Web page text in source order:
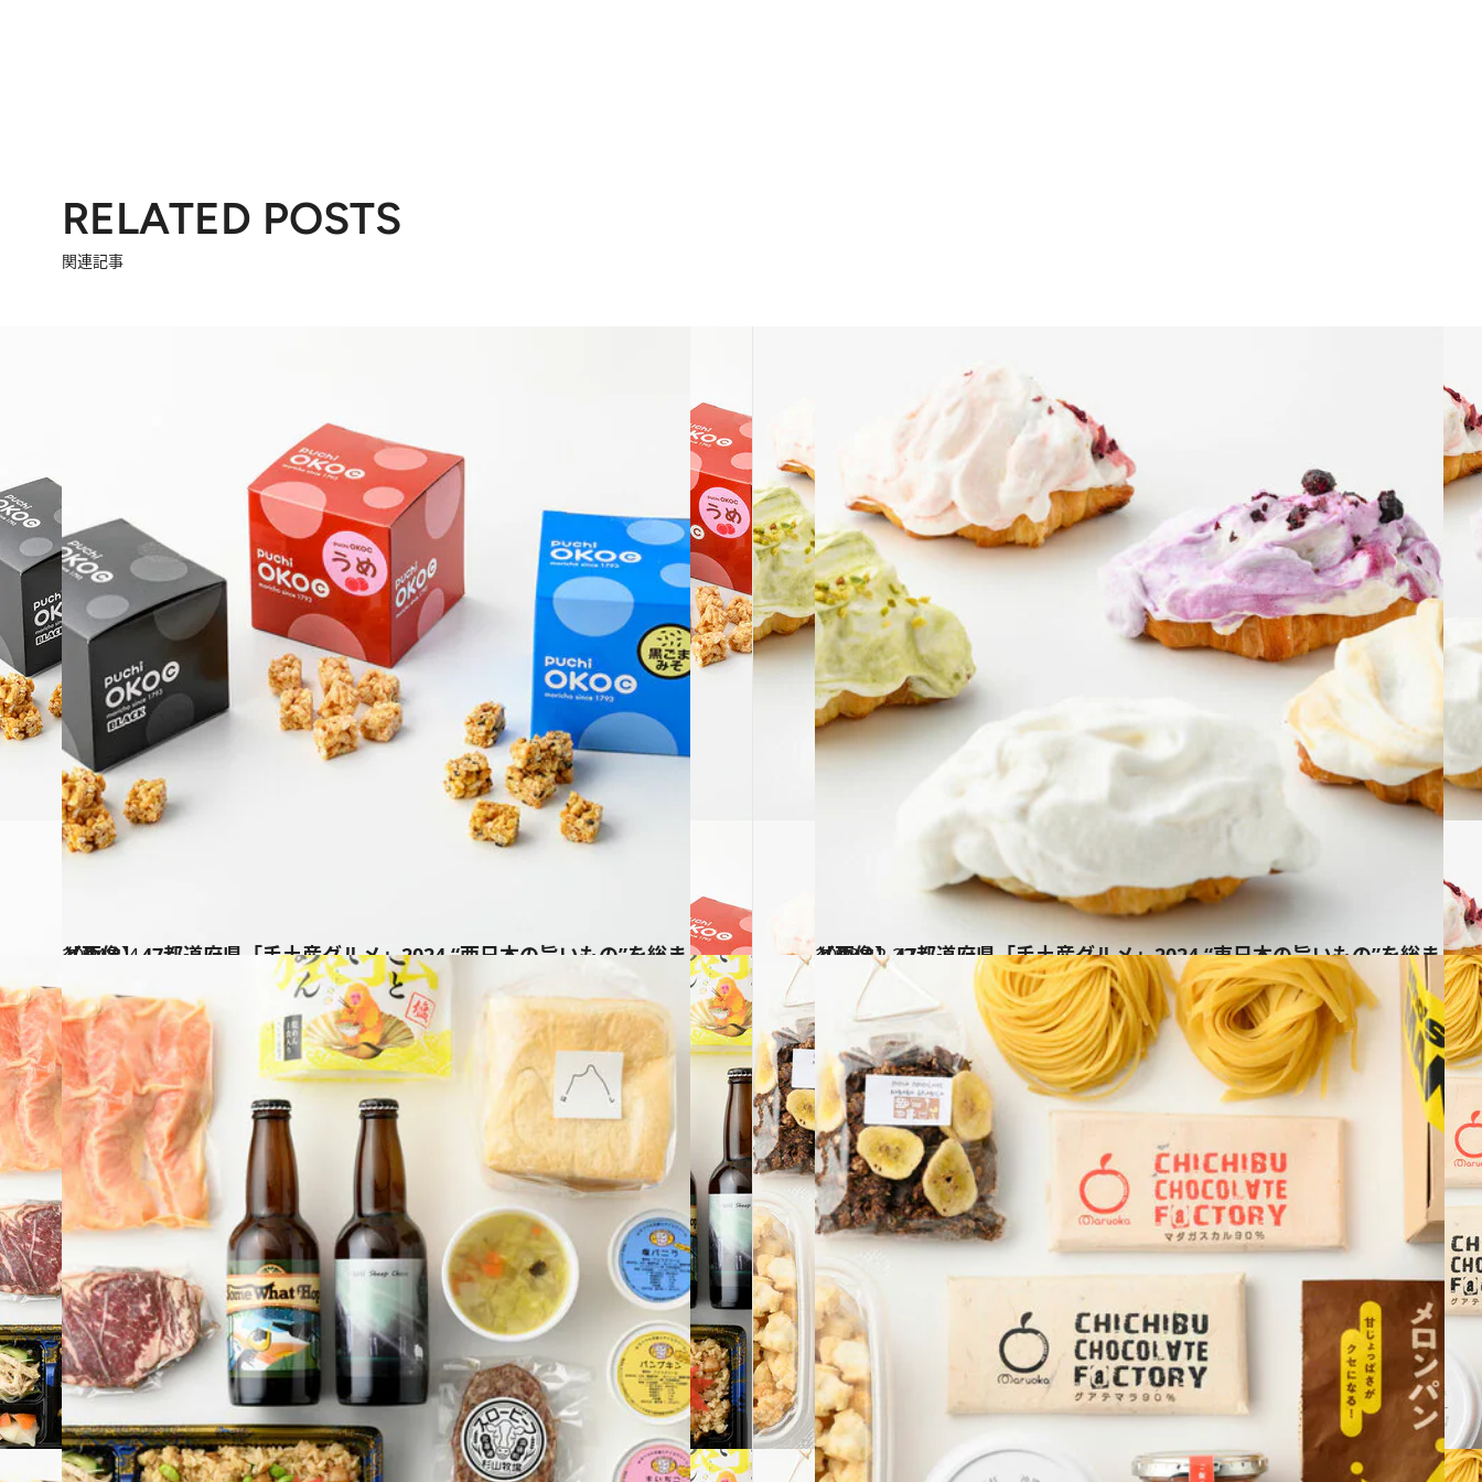
RELATED POSTS
関連記事
2024.1.4
【画像】47都道府県「手土産グルメ」2024 “西日本の旨いもの”を総まとめ
グルメ 2023.12.22
【画像】47都道府県「手土産グルメ」2024 “東日本の旨いもの”を総まとめ
グルメ